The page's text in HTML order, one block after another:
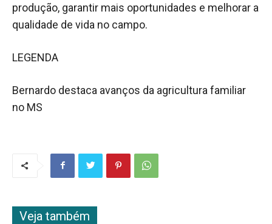
produção, garantir mais oportunidades e melhorar a
qualidade de vida no campo.
LEGENDA
Bernardo destaca avanços da agricultura familiar
no MS
Veja também